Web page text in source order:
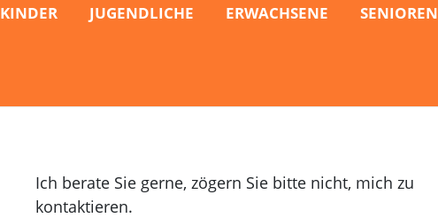
KINDER JUGENDLICHE ERWACHSENE SENIOREN
Ich berate Sie gerne, zögern Sie bitte nicht, mich zu
kontaktieren.